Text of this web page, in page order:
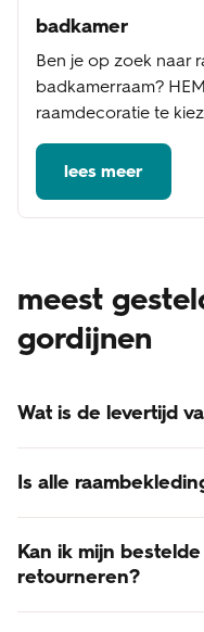
badkamer
Ben je op zoek naar
badkamerraam?
raamdecoratie te
lees meer
meest
gordijnen
Wat is de levertijd
Voor alle
weken.
Is alle
Ja, alle raambekleding
gestelde normen voor
Kan ik mijn
retourneren?
Retourneren van op